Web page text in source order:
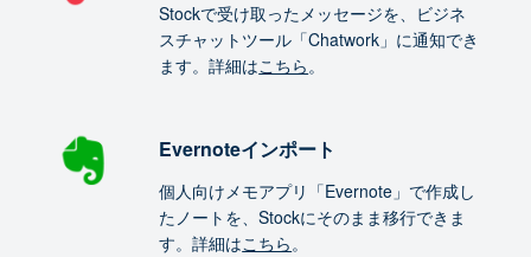
Stockで受け取ったメッセージを、ビジネ
スチャットツール「Chatwork」に通知でき
ます。詳細はこちら。
Evernoteインポート
個人向けメモアプリ「Evernote」で作成し
たノートを、Stockにそのまま移行できま
す。詳細はこちら。